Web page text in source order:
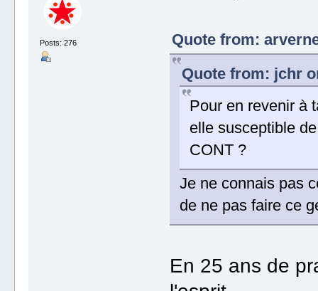
Posts: 276
Quote from:
Quote from: jchr
Pour en revenir à
elle susceptible
CONT ?
Je ne connais pas
de ne pas faire ce
En 25 ans de